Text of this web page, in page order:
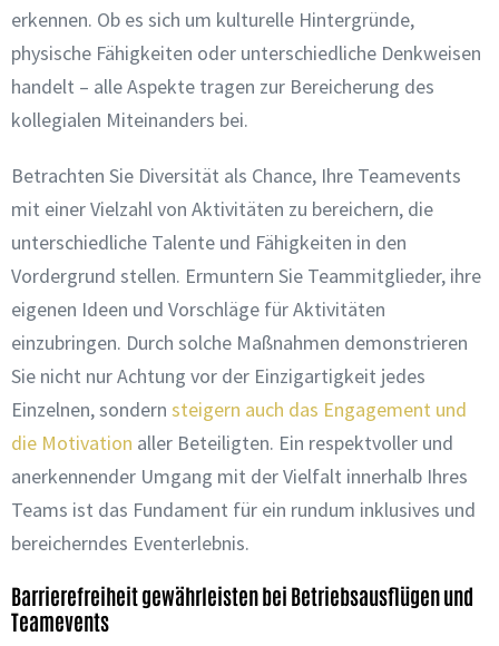
erkennen. Ob es sich um kulturelle Hintergründe,
physische Fähigkeiten oder unterschiedliche Denkweisen
handelt – alle Aspekte tragen zur Bereicherung des
kollegialen Miteinanders bei.
Betrachten Sie Diversität als Chance, Ihre Teamevents
mit einer Vielzahl von Aktivitäten zu bereichern, die
unterschiedliche Talente und Fähigkeiten in den
Vordergrund stellen. Ermuntern Sie Teammitglieder, ihre
eigenen Ideen und Vorschläge für Aktivitäten
einzubringen. Durch solche Maßnahmen demonstrieren
Sie nicht nur Achtung vor der Einzigartigkeit jedes
Einzelnen, sondern steigern auch das Engagement und
die Motivation aller Beteiligten. Ein respektvoller und
anerkennender Umgang mit der Vielfalt innerhalb Ihres
Teams ist das Fundament für ein rundum inklusives und
bereicherndes Eventerlebnis.
Barrierefreiheit gewährleisten bei Betriebsausflügen und
Teamevents